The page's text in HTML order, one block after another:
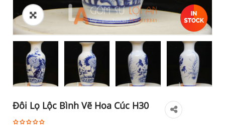
Đôi Lọ Lộc Bình Vẽ Hoa Cúc H30